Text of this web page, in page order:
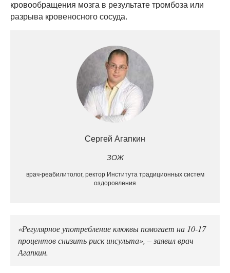
кровообращения мозга в результате тромбоза или
разрыва кровеносного сосуда.
Сергей Агапкин
ЗОЖ
врач-реабилитолог, ректор Института традиционных систем
оздоровления
«Регулярное употребление клюквы помогает на 10-17
процентов снизить риск инсульта», – заявил врач
Агапкин.